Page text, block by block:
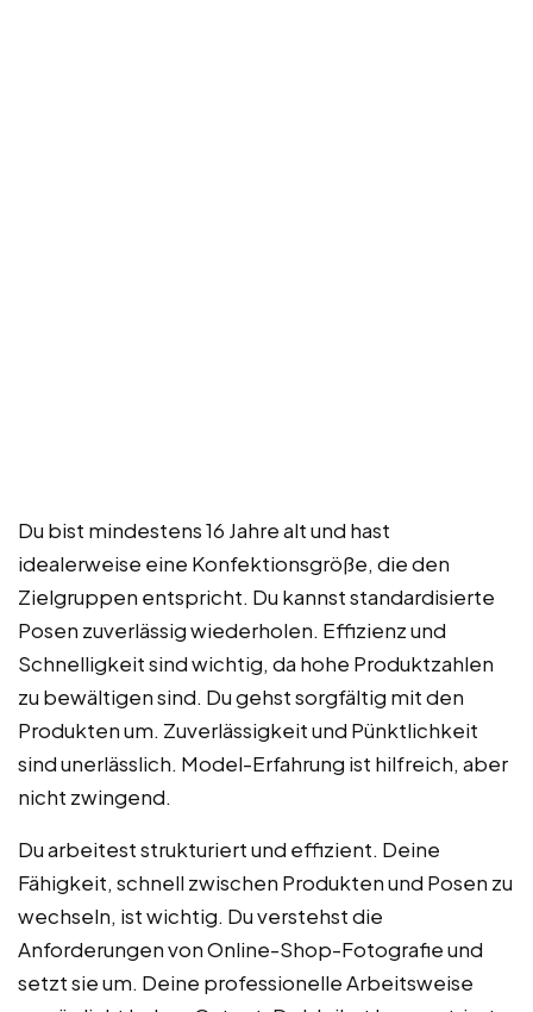
Du bist mindestens 16 Jahre alt und hast
idealerweise eine Konfektionsgröße, die den
Zielgruppen entspricht. Du kannst standardisierte
Posen zuverlässig wiederholen. Effizienz und
Schnelligkeit sind wichtig, da hohe Produktzahlen
zu bewältigen sind. Du gehst sorgfältig mit den
Produkten um. Zuverlässigkeit und Pünktlichkeit
sind unerlässlich. Model-Erfahrung ist hilfreich, aber
nicht zwingend.
Du arbeitest strukturiert und effizient. Deine
Fähigkeit, schnell zwischen Produkten und Posen zu
wechseln, ist wichtig. Du verstehst die
Anforderungen von Online-Shop-Fotografie und
setzt sie um. Deine professionelle Arbeitsweise